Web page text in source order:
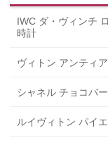
IWC ダ・ヴィンチ
時計
ヴィトン アンティ
シャネル チョコバ
ルイヴィトン パイ